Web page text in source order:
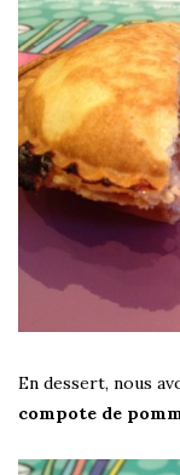
En dessert, nous
compote de